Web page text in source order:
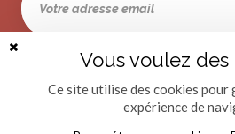
Si vous ne recevez pas nos newsletters,
vous connecter et modifier les
bannière
Vous voulez des
Ce site utilise des cookies
expérience de